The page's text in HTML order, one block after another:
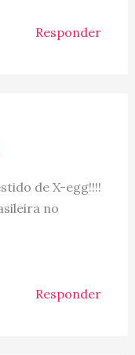
Responder
de X-egg!!!!
no
Responder